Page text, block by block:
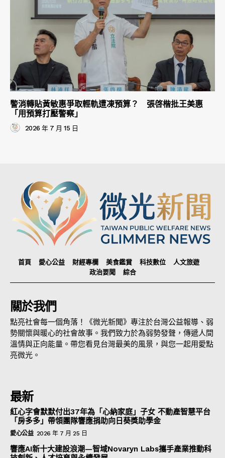
警消轉貼黃敏惠爭取輕軌遭凍預算？ 張啓楷批王美惠
「用預算打壓警察」
2026 年 7 月 15 日
首頁 愛心公益 財經專欄 美食鑑賞 科技數位
人文旅遊
政治要聞
綜合
關於我們
點亮社會每一個角落！《微光新聞》專注於台灣公益報導、弱
勢關懷與暖心的社會故事。我們致力於為弱勢發聲，傳遞人間
溫情與正向能量。帶您看見台灣最美的風景，與您一起用愛點
亮微光。
最新
紅心字會默默付出37年為「心納家庭」子女 不動產智慧平台
「房多多」帶領團隊響應捐助向日葵獎助學金
愛心公益 2026 年 7 月 25 日
響應AI新十大建設浪潮—智域Novaryn Labs攜手產業推動科